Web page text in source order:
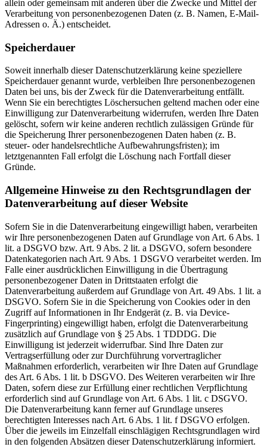
allein oder gemeinsam mit anderen über die Zwecke und Mittel der
Verarbeitung von personenbezogenen Daten (z. B. Namen, E-Mail-
Adressen o. Ä.) entscheidet.
Speicherdauer
Soweit innerhalb dieser Datenschutzerklärung keine speziellere
Speicherdauer genannt wurde, verbleiben Ihre personenbezogenen
Daten bei uns, bis der Zweck für die Datenverarbeitung entfällt.
Wenn Sie ein berechtigtes Löschersuchen geltend machen oder eine
Einwilligung zur Datenverarbeitung widerrufen, werden Ihre Daten
gelöscht, sofern wir keine anderen rechtlich zulässigen Gründe für
die Speicherung Ihrer personenbezogenen Daten haben (z. B.
steuer- oder handelsrechtliche Aufbewahrungsfristen); im
letztgenannten Fall erfolgt die Löschung nach Fortfall dieser
Gründe.
Allgemeine Hinweise zu den Rechtsgrundlagen der
Datenverarbeitung auf dieser Website
Sofern Sie in die Datenverarbeitung eingewilligt haben, verarbeiten
wir Ihre personenbezogenen Daten auf Grundlage von Art. 6 Abs. 1
lit. a DSGVO bzw. Art. 9 Abs. 2 lit. a DSGVO, sofern besondere
Datenkategorien nach Art. 9 Abs. 1 DSGVO verarbeitet werden. Im
Falle einer ausdrücklichen Einwilligung in die Übertragung
personenbezogener Daten in Drittstaaten erfolgt die
Datenverarbeitung außerdem auf Grundlage von Art. 49 Abs. 1 lit. a
DSGVO. Sofern Sie in die Speicherung von Cookies oder in den
Zugriff auf Informationen in Ihr Endgerät (z. B. via Device-
Fingerprinting) eingewilligt haben, erfolgt die Datenverarbeitung
zusätzlich auf Grundlage von § 25 Abs. 1 TDDDG. Die
Einwilligung ist jederzeit widerrufbar. Sind Ihre Daten zur
Vertragserfüllung oder zur Durchführung vorvertraglicher
Maßnahmen erforderlich, verarbeiten wir Ihre Daten auf Grundlage
des Art. 6 Abs. 1 lit. b DSGVO. Des Weiteren verarbeiten wir Ihre
Daten, sofern diese zur Erfüllung einer rechtlichen Verpflichtung
erforderlich sind auf Grundlage von Art. 6 Abs. 1 lit. c DSGVO.
Die Datenverarbeitung kann ferner auf Grundlage unseres
berechtigten Interesses nach Art. 6 Abs. 1 lit. f DSGVO erfolgen.
Über die jeweils im Einzelfall einschlägigen Rechtsgrundlagen wird
in den folgenden Absätzen dieser Datenschutzerklärung informiert.